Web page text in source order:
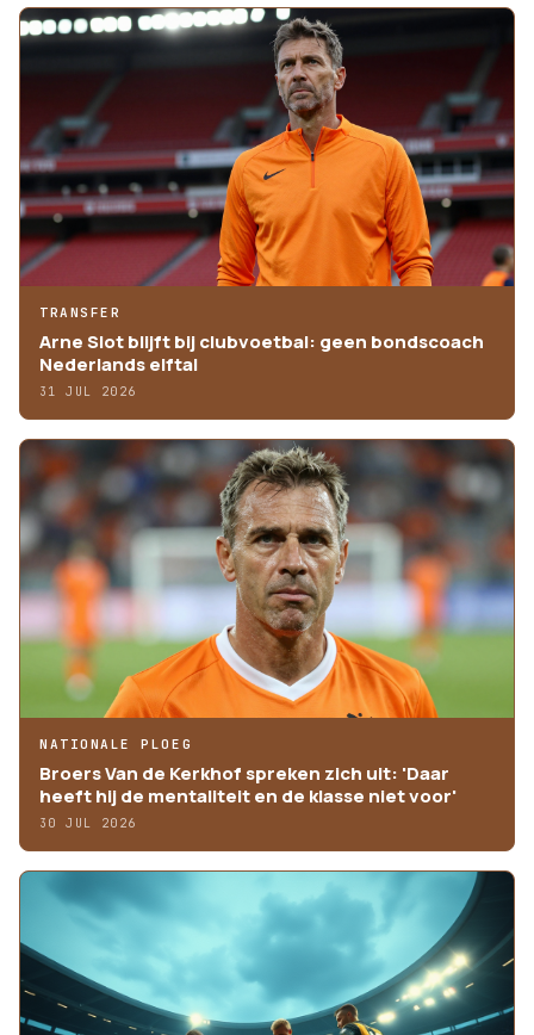
TRANSFER
Arne Slot blijft bij clubvoetbal: geen bondscoach
Nederlands elftal
31 JUL 2026
NATIONALE PLOEG
Broers Van de Kerkhof spreken zich uit: 'Daar
heeft hij de mentaliteit en de klasse niet voor'
30 JUL 2026